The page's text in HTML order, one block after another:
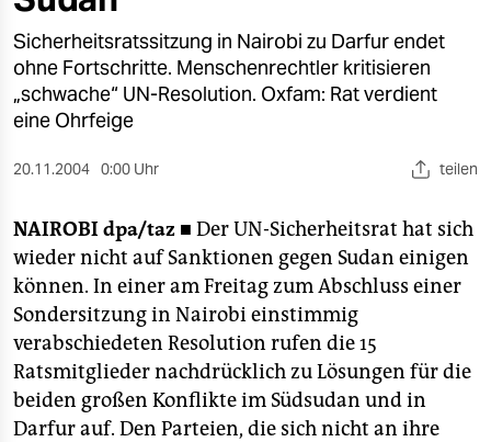
kultur
sport
wahrheit
verlag
verlag
veranstaltungen
shop
Sicherheitsratssitzung in Nairobi zu Darfur endet
ohne Fortschritte. Menschenrechtler kritisieren
„schwache“ UN-Resolution. Oxfam: Rat verdient
eine Ohrfeige
20.11.2004 0:00 Uhr teilen
NAIROBI dpa/taz ■ Der UN-Sicherheitsrat hat sich
wieder nicht auf Sanktionen gegen Sudan einigen
können. In einer am Freitag zum Abschluss einer
Sondersitzung in Nairobi einstimmig
verabschiedeten Resolution rufen die 15
Ratsmitglieder nachdrücklich zu Lösungen für die
beiden großen Konflikte im Südsudan und in
Darfur auf. Den Parteien, die sich nicht an ihre